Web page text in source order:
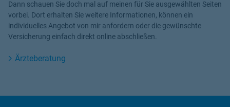
Dann schauen Sie doch mal auf meinen für Sie ausgewählten Seiten
vorbei. Dort erhalten Sie weitere Informationen, können ein
individuelles Angebot von mir anfordern oder die gewünschte
Versicherung einfach direkt online abschließen.
Ärzteberatung